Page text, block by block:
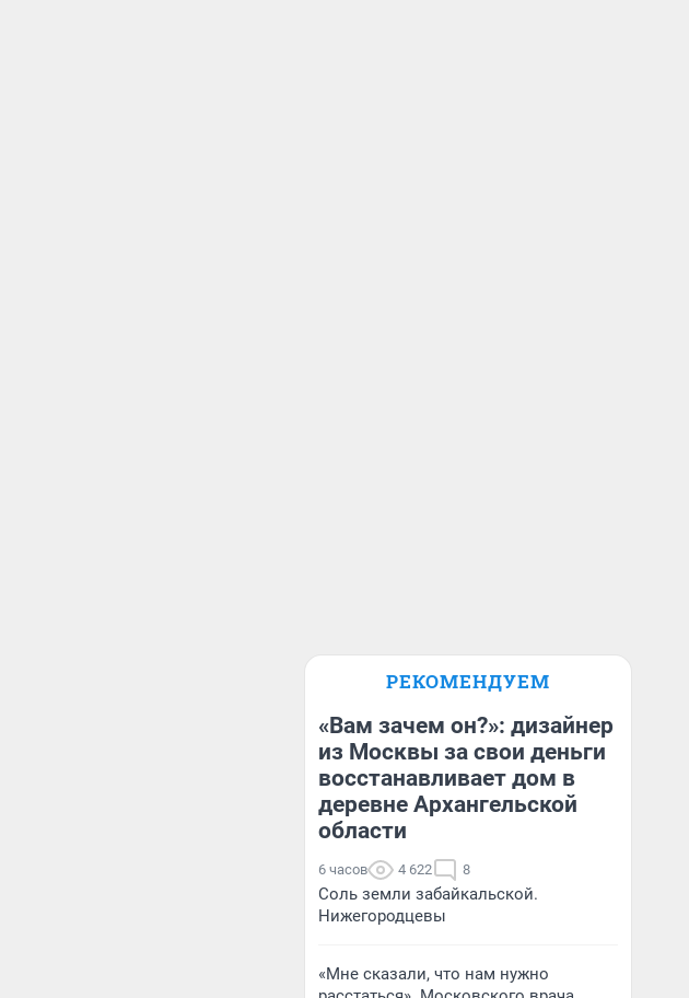
РЕКОМЕНДУЕМ
«Вам зачем он?»: дизайнер
из Москвы за свои деньги
восстанавливает дом в
деревне Архангельской
области
6 часов 4 622 8
Соль земли забайкальской.
Нижегородцевы
«Мне сказали, что нам нужно